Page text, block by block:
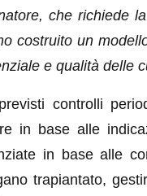
che richiede
costruito un
e qualità delle
controlli
in base alle
in base alle
trapiantato,